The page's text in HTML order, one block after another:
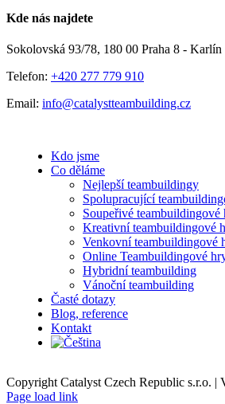
Facebook
E-
Kde nás najdete
Sokolovská 93/78, 180 00 Praha 8 - Karlín
Telefon: +420 277 779 910
Email: info@catalystteambuilding.cz
Kdo jsme
Co děláme
Nejlepší teambuildingy
Spolupracující
Soupeřivé teambuildingové
Kreativní teambuildingové
Venkovní teambuildingové
Online Teambuildingové
Hybridní teambuilding
Vánoční teambuilding
Časté dotazy
Blog, reference
Kontakt
Copyright Catalyst Czech Republic s.r.o. |
Facebook
Instagram
Page load link